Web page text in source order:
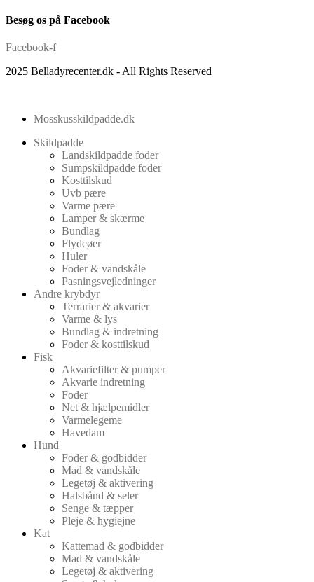
Besøg os på Facebook
Facebook-f
2025 Belladyrecenter.dk - All Rights Reserved
Mosskusskildpadde.dk
Skildpadde
Landskildpadde foder
Sumpskildpadde foder
Kosttilskud
Uvb pære
Varme pære
Lamper & skærme
Bundlag
Flydeøer
Huler
Foder & vandskåle
Pasningsvejledninger
Andre krybdyr
Terrarier & akvarier
Varme & lys
Bundlag & indretning
Foder & kosttilskud
Fisk
Akvariefilter & pumper
Akvarie indretning
Foder
Net & hjælpemidler
Varmelegeme
Havedam
Hund
Foder & godbidder
Mad & vandskåle
Legetøj & aktivering
Halsbånd & seler
Senge & tæpper
Pleje & hygiejne
Kat
Kattemad & godbidder
Mad & vandskåle
Legetøj & aktivering